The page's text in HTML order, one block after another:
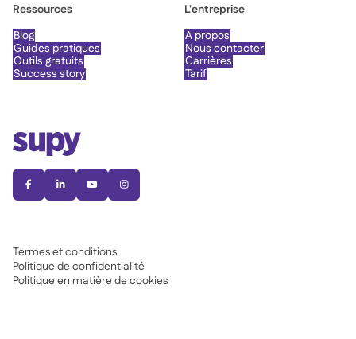
   
Termes et conditions
Politique de confidentialité
Politique en matière de cookies
Ressources
Blog
Guides pratiques
Outils gratuits
Success story
L'entreprise
À propos
Nous contacter
Carrières
Tarif